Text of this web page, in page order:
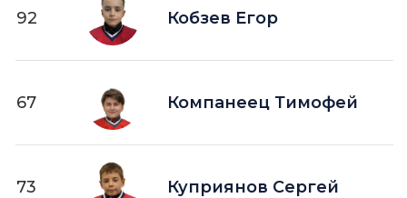
92 Кобзев Егор
67 Компанеец Тимофей
73 Куприянов Сергей